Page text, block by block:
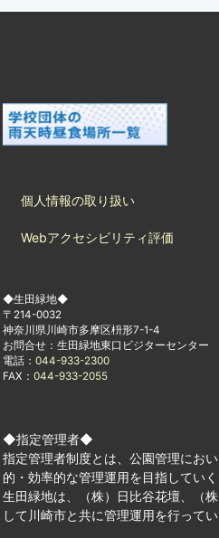
個人情報の取り扱い
Webアクセシビリティ評価
◆生田緑地◆
〒214-0032
神奈川県川崎市多摩区枡形7-1-4
お問合せ：生田緑地東口ビジターセンター
電話： 044-933-2300
FAX： 044-933-2055
◆指定管理者◆
指定管理者制度とは、公園管理にお
的・効率的な管理運用を目指していく
生田緑地は、（株）日比谷花壇、（
して川崎市と共に管理運用を行ってい